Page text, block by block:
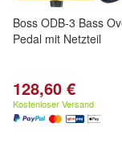
Boss ODB-3 Bass
Pedal mit Netzteil
128,60 €
Kostenloser Versand